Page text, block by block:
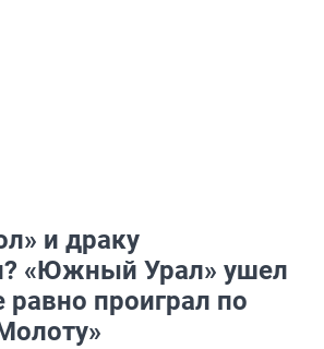
и драку
«Южный Урал» ушел
равно проиграл по